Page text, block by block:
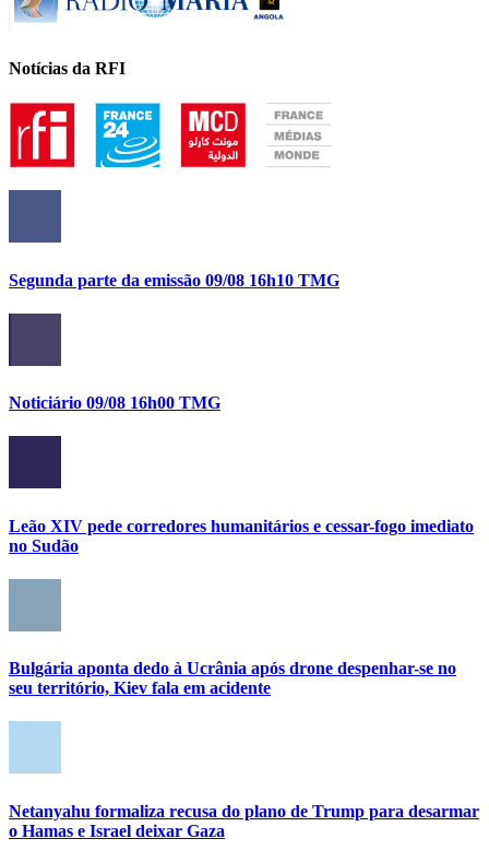
Notícias da RFI
Segunda parte da emissão 09/08 16h10 TMG
Noticiário 09/08 16h00 TMG
Leão XIV pede corredores humanitários e cessar-fogo imediato
no Sudão
Bulgária aponta dedo à Ucrânia após drone despenhar-se no
seu território, Kiev fala em acidente
Netanyahu formaliza recusa do plano de Trump para desarmar
o Hamas e Israel deixar Gaza